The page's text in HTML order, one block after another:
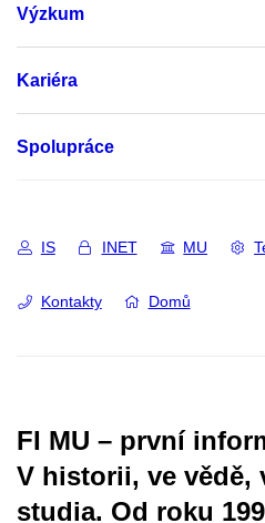
Výzkum
Kariéra
Spolupráce
IS INET MU
Kontakty Domů
FI MU – první
V historii, ve vědě,
studia. Od roku